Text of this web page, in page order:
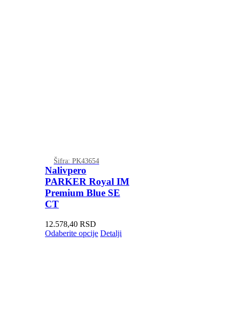
Šifra: PK43654
Nalivpero
PARKER Royal IM
Premium Blue SE
CT
12.578,40 RSD
Odaberite opcije Detalji